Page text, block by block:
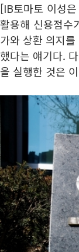
[IB토마토 이성
활용해 신용점수
가와 상환 의지
했다는 얘기다.
을 실행한 것은